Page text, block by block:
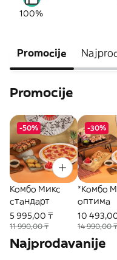
100%
Promocije
Promocije
-50%
Комбо Микс
стандарт
5 995,00 ₸
11 990,00 ₸
-30%
*Комбо
оптима
10
14 990,00 ₸
Najprodavanije